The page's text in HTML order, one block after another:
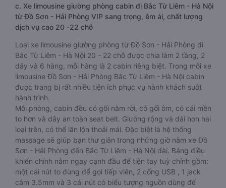
c. Xe limousine giường phòng cabin đi Bắc Từ Liêm - Hà Nội
từ Đồ Sơn - Hải Phòng VIP sang trọng, êm ái, chất lượng
dịch vụ cao 20 -22 chỗ
Loại xe limousine giường phòng từ Đồ Sơn - Hải Phòng đi
Bắc Từ Liêm - Hà Nội 20 - 22 chỗ được chia làm 2 tầng, 2
dãy và 6 hàng, mỗi hàng là 2 cabin riêng biệt. Trong mỗi xe
limousine Đồ Sơn - Hải Phòng Bắc Từ Liêm - Hà Nội cabin
được trang bị rất nhiều tiện ích phục vụ hành khách suốt
hành trình.
Mỗi phòng, cabin đều có gối nằm rời, có gối ôm, có cái mền
to hơn và dây an toàn seat belt. Giường rộng và dài hơn hai
loại trên, có thể lăn lộn thoải mái. Đặc biệt là hệ thống
massage sẽ giúp bạn thư giãn trong những giờ nằm xe Đồ
Sơn - Hải Phòng đến Bắc Từ Liêm - Hà Nội dài. Bảng điều
khiển chính nằm ngay cạnh đầu để tiện tay tuỳ chỉnh gồm:
một cái nút to đùng để gọi tiếp viên, 2 cổng USB , 1 jack
cắm 3.5mm và 3 cái nút có biểu tượng nguồn dùng để